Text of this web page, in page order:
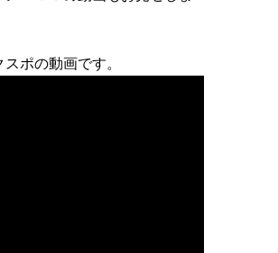
ポの動画です。